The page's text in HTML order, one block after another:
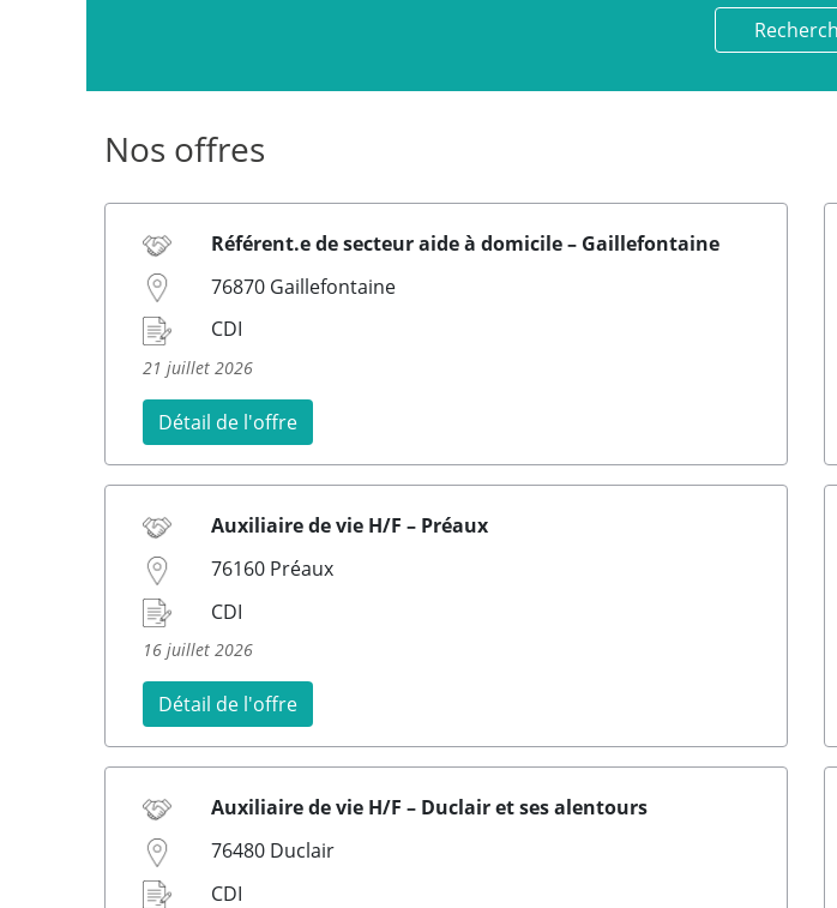
Nos offres
Référent.e de secteur aide à domicile – Gaillefontaine
76870 Gaillefontaine
CDI
21 juillet 2026
Détail de l'offre
Auxiliaire de vie H/F – Préaux
76160 Préaux
CDI
16 juillet 2026
Détail de l'offre
Auxiliaire de vie H/F – Duclair et ses alentours
76480 Duclair
CDI